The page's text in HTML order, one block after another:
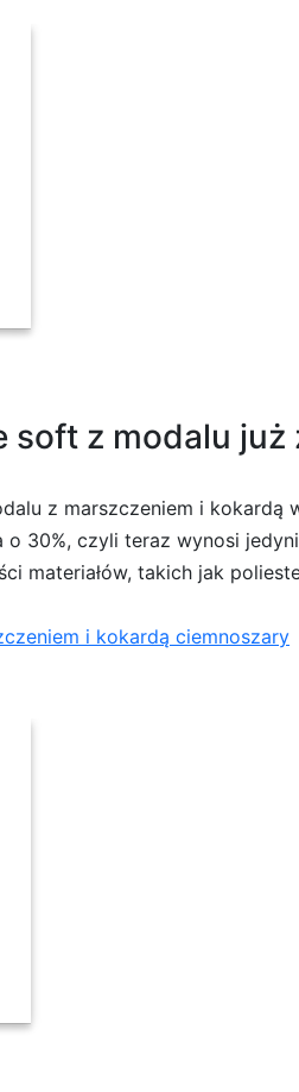
z modalu już
z marszczeniem i
30%, czyli teraz wynosi
materiałów, takich jak
i kokardą ciemnoszary
i kokardą